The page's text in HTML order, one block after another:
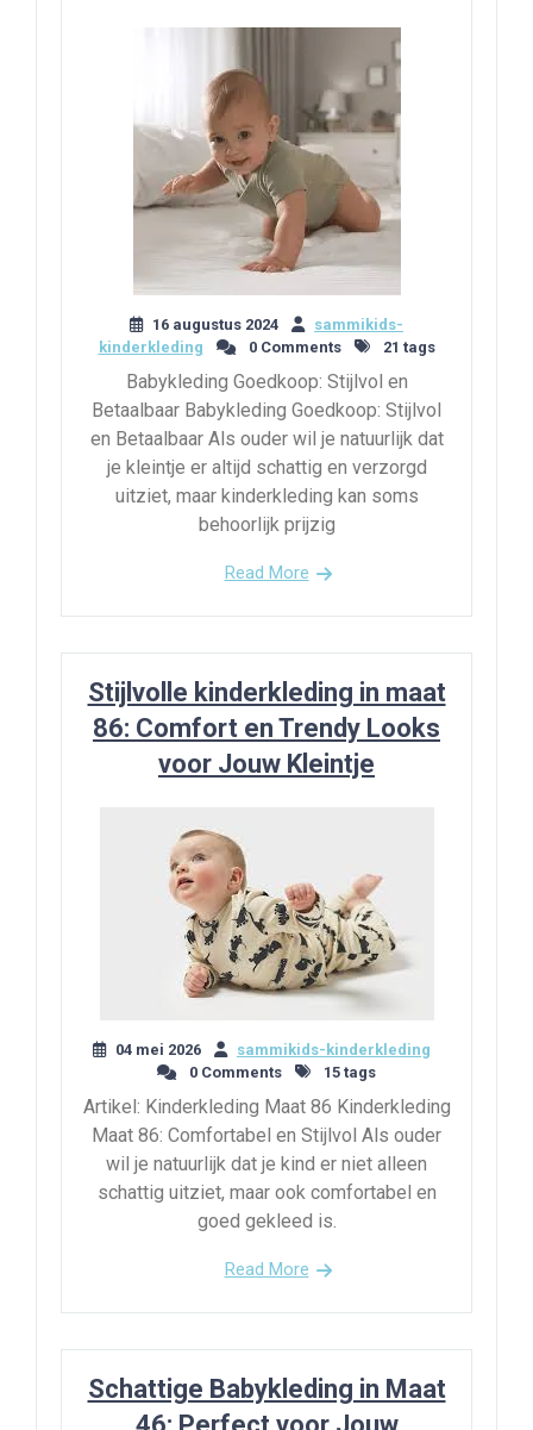
16 augustus 2024
sammikids-
kinderkleding
0 Comments 21 tags
Babykleding Goedkoop: Stijlvol en
Betaalbaar Babykleding Goedkoop: Stijlvol
en Betaalbaar Als ouder wil je natuurlijk dat
je kleintje er altijd schattig en verzorgd
uitziet, maar kinderkleding kan soms
behoorlijk prijzig
Read More
Stijlvolle kinderkleding in maat
86: Comfort en Trendy Looks
voor Jouw Kleintje
04 mei 2026
sammikids-kinderkleding
0 Comments
15 tags
Artikel: Kinderkleding Maat 86 Kinderkleding
Maat 86: Comfortabel en Stijlvol Als ouder
wil je natuurlijk dat je kind er niet alleen
schattig uitziet, maar ook comfortabel en
goed gekleed is.
Read More
Schattige Babykleding in Maat
46: Perfect voor Jouw